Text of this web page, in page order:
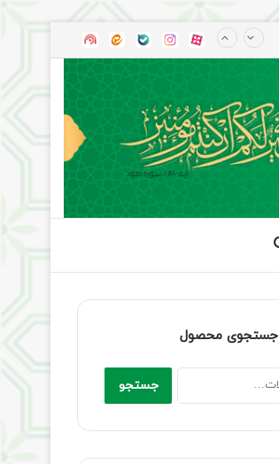
آپاراتاینستاگرام
بله ایتا
جستجو برای
جستجوی محصول
جستجو